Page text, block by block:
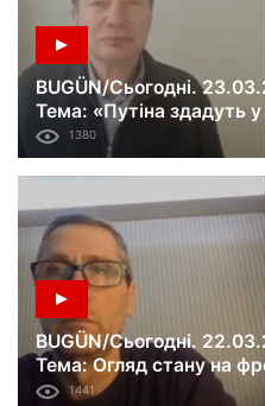
BUGÜN/Сьогодні.
Тема: «Путіна здадуть у
1380
BUGÜN/Сьогодні.
Тема: Огляд стану на
української війни.
1441